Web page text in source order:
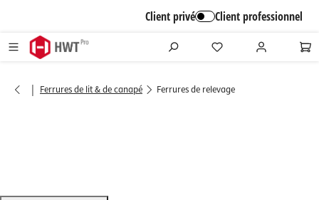
Client privé Client professionnel
| Ferrures de lit & de canapé Ferrures de relevage